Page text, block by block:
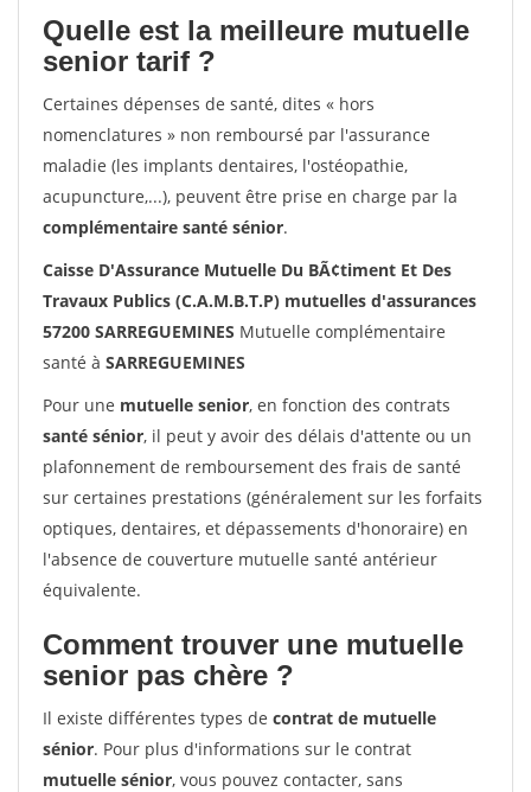
Quelle est la meilleure mutuelle
senior tarif ?
Certaines dépenses de santé, dites « hors
nomenclatures » non remboursé par l'assurance
maladie (les implants dentaires, l'ostéopathie,
acupuncture,...), peuvent être prise en charge par la
complémentaire santé sénior.
Caisse D'Assurance Mutuelle Du BÃ¢timent Et Des
Travaux Publics (C.A.M.B.T.P) mutuelles d'assurances
57200 SARREGUEMINES Mutuelle complémentaire
santé à SARREGUEMINES
Pour une mutuelle senior, en fonction des contrats
santé sénior, il peut y avoir des délais d'attente ou un
plafonnement de remboursement des frais de santé
sur certaines prestations (généralement sur les forfaits
optiques, dentaires, et dépassements d'honoraire) en
l'absence de couverture mutuelle santé antérieur
équivalente.
Comment trouver une mutuelle
senior pas chère ?
Il existe différentes types de contrat de mutuelle
sénior. Pour plus d'informations sur le contrat
mutuelle sénior, vous pouvez contacter, sans